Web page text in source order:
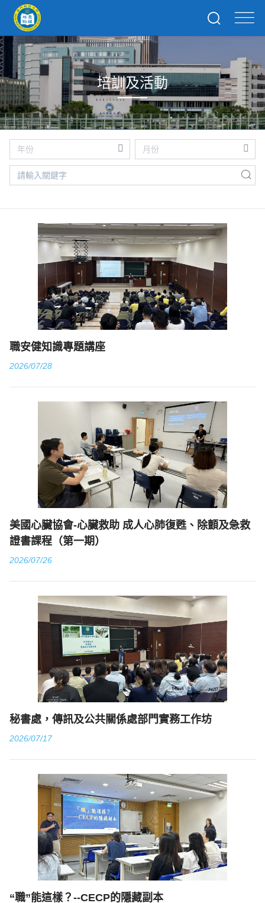
培訓及活動
職安健知識專題講座
2026/07/28
美國心臟協會-心臟救助 成人心肺復甦、除顫及急救
證書課程（第一期）
2026/07/26
秘書處，傳訊及公共關係處部門實務工作坊
2026/07/17
“職”能這樣？--CECP的隱藏副本